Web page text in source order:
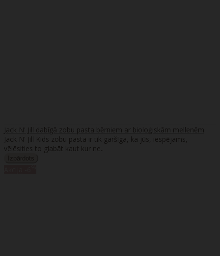
Jack N' Jill dabīgā zobu pasta bērniem ar bioloģiskām mellenēm
Jack N' Jill Kids zobu pasta ir tik garšīga, ka jūs, iespējams,
vēlēsities to glabāt kaut kur ne..